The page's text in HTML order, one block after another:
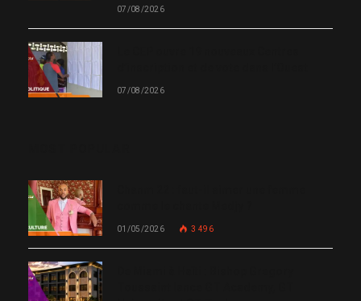
07/08/2026
07/08/2026
01/05/2026 3 496